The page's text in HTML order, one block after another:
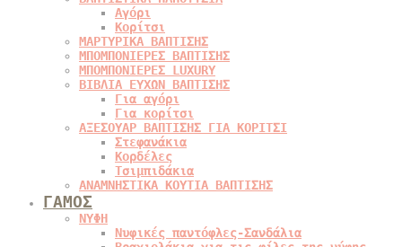
Αγόρι
Κορίτσι
ΜΑΡΤΥΡΙΚΑ ΒΑΠΤΙΣΗΣ
ΜΠΟΜΠΟΝΙΕΡΕΣ ΒΑΠΤΙΣΗΣ
ΜΠΟΜΠΟΝΙΕΡΕΣ LUXURY
ΒΙΒΛΙΑ ΕΥΧΩΝ ΒΑΠΤΙΣΗΣ
Για αγόρι
Για κορίτσι
ΑΞΕΣΟΥΑΡ ΒΑΠΤΙΣΗΣ ΓΙΑ ΚΟΡΙΤΣΙ
Στεφανάκια
Κορδέλες
Τσιμπιδάκια
ΑΝΑΜΝΗΣΤΙΚΑ ΚΟΥΤΙΑ ΒΑΠΤΙΣΗΣ
ΓΑΜΟΣ
ΝΥΦΗ
Νυφικές παντόφλες-Σανδάλια